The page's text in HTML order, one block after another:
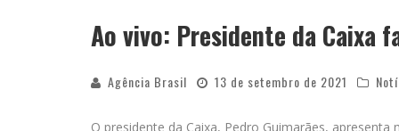
Ao vivo: Presidente da Caixa
Agência Brasil 13 de setembro de 2021
O presidente da Caixa, Pedro Guimarães,